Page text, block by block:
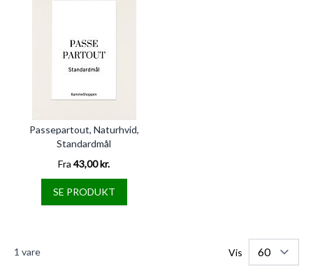
Passepartout, Naturhvid,
Standardmål
Fra 43,00 kr.
SE PRODUKT
1 vare Vis